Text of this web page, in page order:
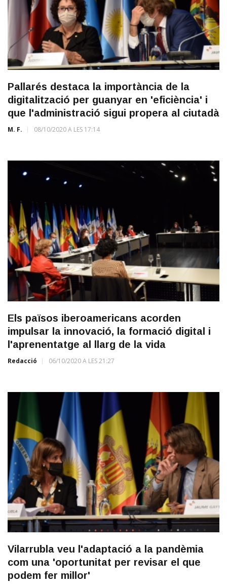
Pallarés destaca la importància de la
digitalització per guanyar en 'eficiència' i
que l'administració sigui propera al ciutadà
M. F. 08/10/2020 A LES 17:14
Els països iberoamericans acorden
impulsar la innovació, la formació digital i
l'aprenentatge al llarg de la vida
Redacció 06/10/2020 A LES 21:27
Vilarrubla veu l'adaptació a la pandèmia
com una 'oportunitat per revisar el que
podem fer millor'